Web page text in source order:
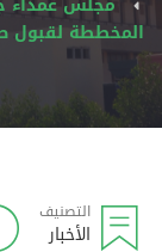
المخططة لقبول طلاب
التصنيف
الأخبار